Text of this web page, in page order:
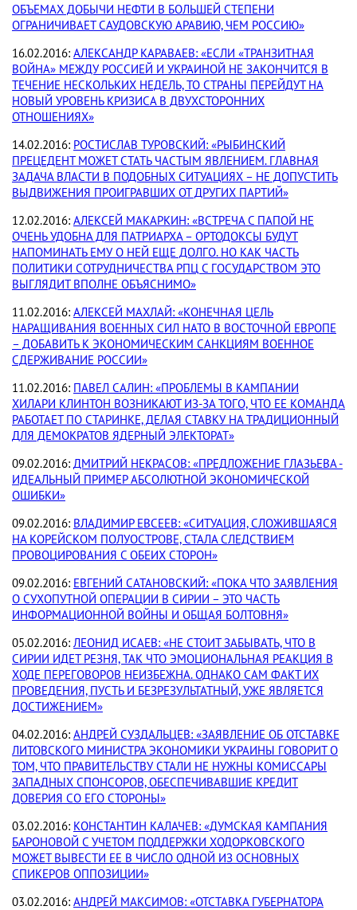
ОБЪЕМАХ ДОБЫЧИ НЕФТИ В БОЛЬШЕЙ СТЕПЕНИ
ОГРАНИЧИВАЕТ САУДОВСКУЮ АРАВИЮ, ЧЕМ РОССИЮ»
16.02.2016: АЛЕКСАНДР КАРАВАЕВ: «ЕСЛИ «ТРАНЗИТНАЯ
ВОЙНА» МЕЖДУ РОССИЕЙ И УКРАИНОЙ НЕ ЗАКОНЧИТСЯ В
ТЕЧЕНИЕ НЕСКОЛЬКИХ НЕДЕЛЬ, ТО СТРАНЫ ПЕРЕЙДУТ НА
НОВЫЙ УРОВЕНЬ КРИЗИСА В ДВУХСТОРОННИХ
ОТНОШЕНИЯХ»
14.02.2016: РОСТИСЛАВ ТУРОВСКИЙ: «РЫБИНСКИЙ
ПРЕЦЕДЕНТ МОЖЕТ СТАТЬ ЧАСТЫМ ЯВЛЕНИЕМ. ГЛАВНАЯ
ЗАДАЧА ВЛАСТИ В ПОДОБНЫХ СИТУАЦИЯХ – НЕ ДОПУСТИТЬ
ВЫДВИЖЕНИЯ ПРОИГРАВШИХ ОТ ДРУГИХ ПАРТИЙ»
12.02.2016: АЛЕКСЕЙ МАКАРКИН: «ВСТРЕЧА С ПАПОЙ НЕ
ОЧЕНЬ УДОБНА ДЛЯ ПАТРИАРХА – ОРТОДОКСЫ БУДУТ
НАПОМИНАТЬ ЕМУ О НЕЙ ЕЩЕ ДОЛГО. НО КАК ЧАСТЬ
ПОЛИТИКИ СОТРУДНИЧЕСТВА РПЦ С ГОСУДАРСТВОМ ЭТО
ВЫГЛЯДИТ ВПОЛНЕ ОБЪЯСНИМО»
11.02.2016: АЛЕКСЕЙ МАХЛАЙ: «КОНЕЧНАЯ ЦЕЛЬ
НАРАЩИВАНИЯ ВОЕННЫХ СИЛ НАТО В ВОСТОЧНОЙ ЕВРОПЕ
– ДОБАВИТЬ К ЭКОНОМИЧЕСКИМ САНКЦИЯМ ВОЕННОЕ
СДЕРЖИВАНИЕ РОССИИ»
11.02.2016: ПАВЕЛ САЛИН: «ПРОБЛЕМЫ В КАМПАНИИ
ХИЛАРИ КЛИНТОН ВОЗНИКАЮТ ИЗ-ЗА ТОГО, ЧТО ЕЕ КОМАНДА
РАБОТАЕТ ПО СТАРИНКЕ, ДЕЛАЯ СТАВКУ НА ТРАДИЦИОННЫЙ
ДЛЯ ДЕМОКРАТОВ ЯДЕРНЫЙ ЭЛЕКТОРАТ»
09.02.2016: ДМИТРИЙ НЕКРАСОВ: «ПРЕДЛОЖЕНИЕ ГЛАЗЬЕВА -
ИДЕАЛЬНЫЙ ПРИМЕР АБСОЛЮТНОЙ ЭКОНОМИЧЕСКОЙ
ОШИБКИ»
09.02.2016: ВЛАДИМИР ЕВСЕЕВ: «СИТУАЦИЯ, СЛОЖИВШАЯСЯ
НА КОРЕЙСКОМ ПОЛУОСТРОВЕ, СТАЛА СЛЕДСТВИЕМ
ПРОВОЦИРОВАНИЯ С ОБЕИХ СТОРОН»
09.02.2016: ЕВГЕНИЙ САТАНОВСКИЙ: «ПОКА ЧТО ЗАЯВЛЕНИЯ
О СУХОПУТНОЙ ОПЕРАЦИИ В СИРИИ – ЭТО ЧАСТЬ
ИНФОРМАЦИОННОЙ ВОЙНЫ И ОБЩАЯ БОЛТОВНЯ»
05.02.2016: ЛЕОНИД ИСАЕВ: «НЕ СТОИТ ЗАБЫВАТЬ, ЧТО В
СИРИИ ИДЕТ РЕЗНЯ, ТАК ЧТО ЭМОЦИОНАЛЬНАЯ РЕАКЦИЯ В
ХОДЕ ПЕРЕГОВОРОВ НЕИЗБЕЖНА. ОДНАКО САМ ФАКТ ИХ
ПРОВЕДЕНИЯ, ПУСТЬ И БЕЗРЕЗУЛЬТАТНЫЙ, УЖЕ ЯВЛЯЕТСЯ
ДОСТИЖЕНИЕМ»
04.02.2016: АНДРЕЙ СУЗДАЛЬЦЕВ: «ЗАЯВЛЕНИЕ ОБ ОТСТАВКЕ
ЛИТОВСКОГО МИНИСТРА ЭКОНОМИКИ УКРАИНЫ ГОВОРИТ О
ТОМ, ЧТО ПРАВИТЕЛЬСТВУ СТАЛИ НЕ НУЖНЫ КОМИССАРЫ
ЗАПАДНЫХ СПОНСОРОВ, ОБЕСПЕЧИВАВШИЕ КРЕДИТ
ДОВЕРИЯ СО ЕГО СТОРОНЫ»
03.02.2016: КОНСТАНТИН КАЛАЧЕВ: «ДУМСКАЯ КАМПАНИЯ
БАРОНОВОЙ С УЧЕТОМ ПОДДЕРЖКИ ХОДОРКОВСКОГО
МОЖЕТ ВЫВЕСТИ ЕЕ В ЧИСЛО ОДНОЙ ИЗ ОСНОВНЫХ
СПИКЕРОВ ОППОЗИЦИИ»
03.02.2016: АНДРЕЙ МАКСИМОВ: «ОТСТАВКА ГУБЕРНАТОРА